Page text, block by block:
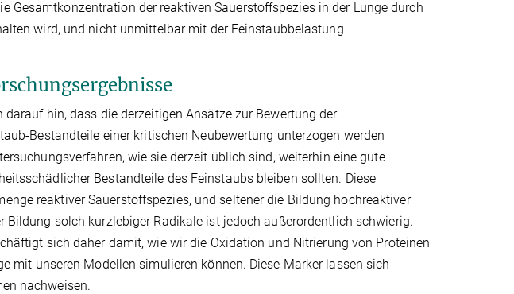
Gesamtkonzentration der reaktiven Sauerstoffspezies in der Lunge durch
wird, und nicht unmittelbar mit der Feinstaubbelastung
darauf hin, dass die derzeitigen Ansätze zur Bewertung der
Bestandteile einer kritischen Neubewertung unterzogen werden
wie sie derzeit üblich sind, weiterhin eine gute
Bestandteile des Feinstaubs bleiben sollten. Diese
reaktiver Sauerstoffspezies, und seltener die Bildung hochreaktiver
Bildung solch kurzlebiger Radikale ist jedoch außerordentlich schwierig.
sich daher damit, wie wir die Oxidation und Nitrierung von Proteinen
mit unseren Modellen simulieren können. Diese Marker lassen sich
nachweisen.